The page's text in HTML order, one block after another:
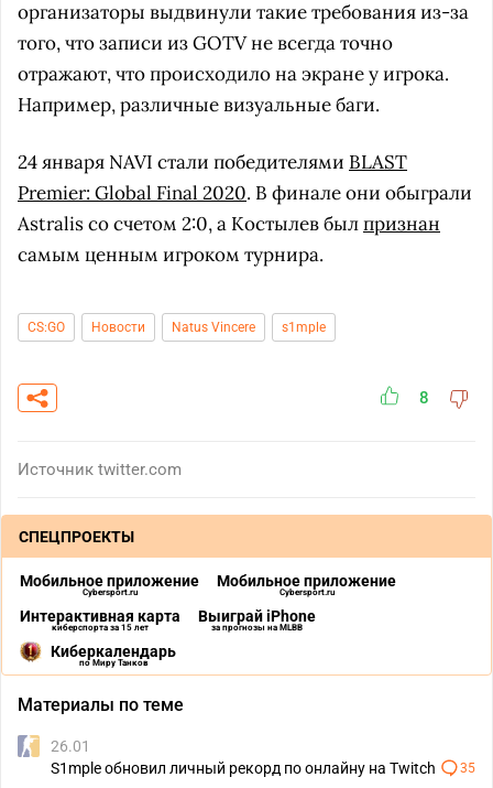
организаторы выдвинули такие требования из-за
того, что записи из GOTV не всегда точно
отражают, что происходило на экране у игрока.
Например, различные визуальные баги.
24 января NAVI стали победителями BLAST
Premier: Global Final 2020. В финале они обыграли
Astralis со счетом 2:0, а Костылев былпризнан
самым ценным игроком турнира.
CS:GO Новости Natus Vincere s1mple
8
Источник twitter.com
СПЕЦПРОЕКТЫ
Мобильное приложение
Cybersport.ru
Мобильное приложение
Cybersport.ru
Интерактивная карта
киберспорта за 15 лет
Выиграй iPhone
за прогнозы на MLBB
Киберкалендарь
по Миру Танков
Материалы по теме
26.01
S1mple обновил личный рекорд по онлайну на Twitch
35